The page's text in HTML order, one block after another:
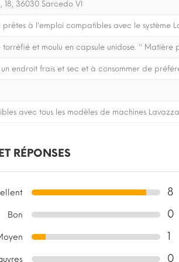
36030 Sarcedo VI
à l'emploi compatibles avec le système
et moulu en capsule unidose. '' Matière
endroit frais et sec et à consommer de
avec tous les modèles de machines
RÉPONSES
8
Bon 0
1
0